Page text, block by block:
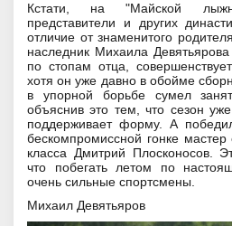
Кстати, на "Майской
представители и других
отличие от знаменитого
наследник Михаила
по стопам отца,
хотя он уже давно в обойме
в упорной борьбе сумел
объяснив это тем, что сезон
поддерживает форму. А
бескомпромиссной гонке
класса Дмитрий Плосконосов.
что побегать летом по
очень сильные спортсмены.
Михаил Девятьяров